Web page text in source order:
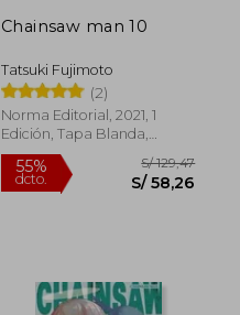
Chainsaw man 10
Tatsuki Fujimoto
(2)
Norma Editorial, 2021, 1
Edición, Tapa Blanda,
Nuevo